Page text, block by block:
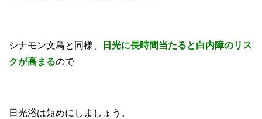
シナモン文鳥と同様、
日光に長時間当たると白内障のリス
クが高まるので
日光浴は短めにしましょう。